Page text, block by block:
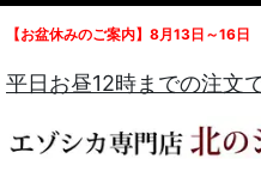
【お盆休みのご案内】8月13日～16日
平日お昼12時までの注文